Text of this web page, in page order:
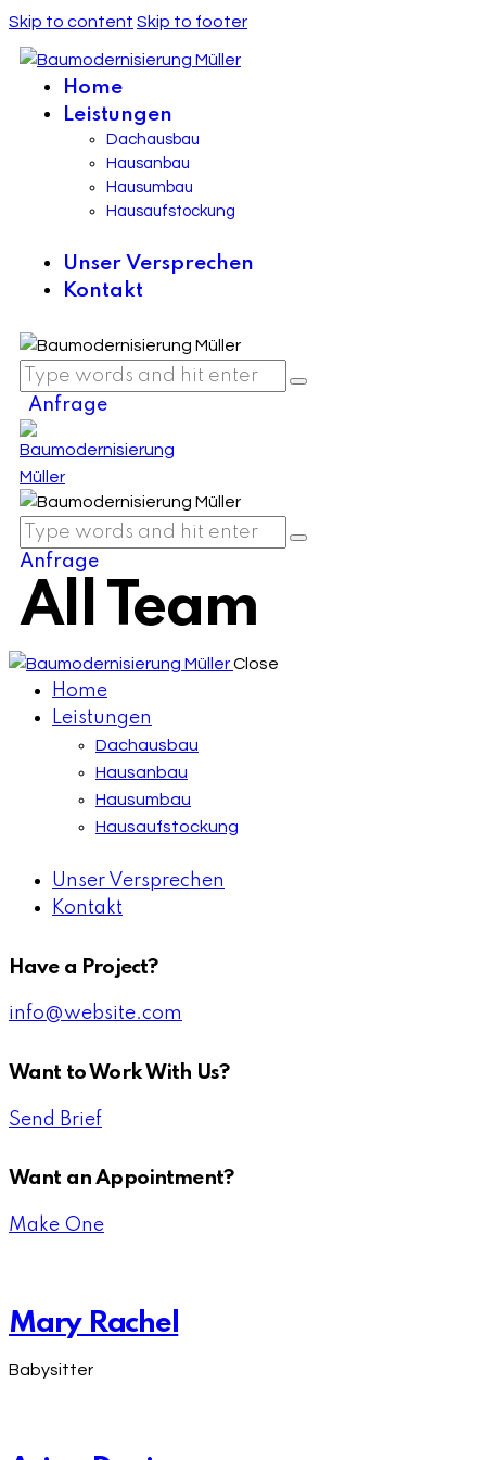
Skip to content Skip to footer
Home
Leistungen
Dachausbau
Hausanbau
Hausumbau
Hausaufstockung
Unser Versprechen
Kontakt
Anfrage
Anfrage
All Team
Close
Home
Leistungen
Dachausbau
Hausanbau
Hausumbau
Hausaufstockung
Unser Versprechen
Kontakt
Have a Project?
info@website.com
Want to Work With Us?
Send Brief
Want an Appointment?
Make One
Mary Rachel
Babysitter